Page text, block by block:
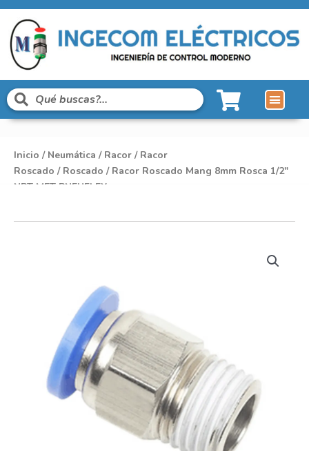
Inicio / Neumática / Racor / Racor
Roscado / Roscado / Racor Roscado Mang 8mm Rosca 1/2″
NPT MET PNEUFLEX